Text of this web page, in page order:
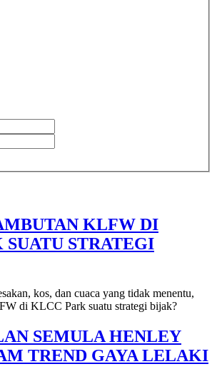
KLFW DI
STRATEGI
kos, dan cuaca yang tidak menentu,
di KLCC Park suatu strategi bijak?
SEMULA HENLEY
TREND GAYA LELAKI